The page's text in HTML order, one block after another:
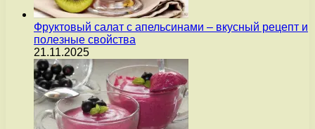
Фруктовый салат с апельсинами – вкусный рецепт и
полезные свойства
21.11.2025